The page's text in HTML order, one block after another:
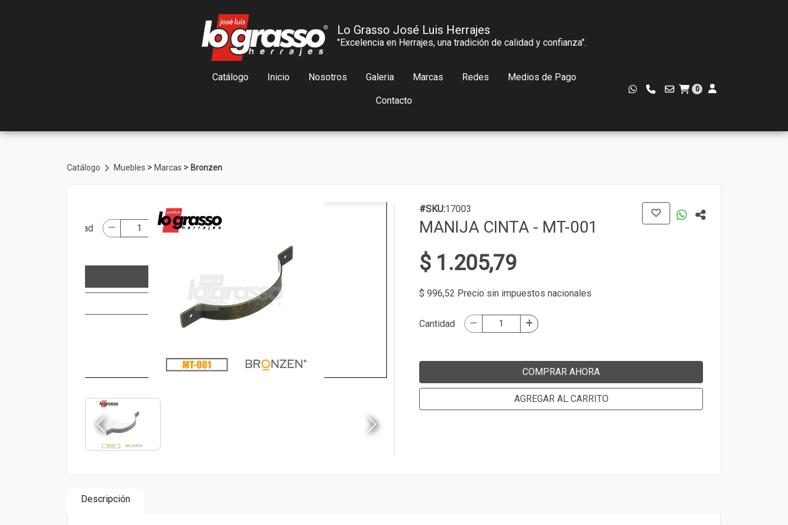
Lo Grasso José Luis Herrajes
"Excelencia en Herrajes, una tradición de calidad y confianza".
Catálogo Inicio Nosotros Galeria Marcas Redes Medios de Pago
Contacto
0
Catálogo Muebles > Marcas > Bronzen
#SKU:17003
MANIJA CINTA - MT-001
$ 1.205,79
$ 996,52 Precio sin impuestos nacionales
Cantidad
COMPRAR AHORA
AGREGAR AL CARRITO
Descripción